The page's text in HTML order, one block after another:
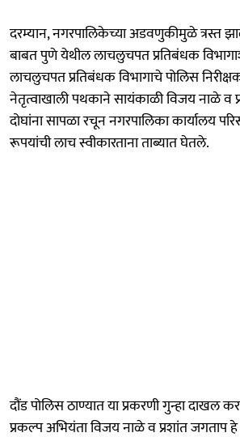
दरम्यान, नगरपालिकेच्या अडवणुकीमुळे त्रस्त
बाबत पुणे येथील लाचलुचपत प्रतिबंधक
लाचलुचपत प्रतिबंधक विभागाचे पोलिस
नेतृत्वाखाली पथकाने सायंकाळी विजय नाळे व
दोघांना सापळा रचून नगरपालिका कार्यालय
रूपयांची लाच स्वीकारताना ताब्यात घेतले.
दौंड पोलिस ठाण्यात या प्रकरणी गुन्हा
प्रकल्प अभियंता विजय नाळे व प्रशांत जगताप